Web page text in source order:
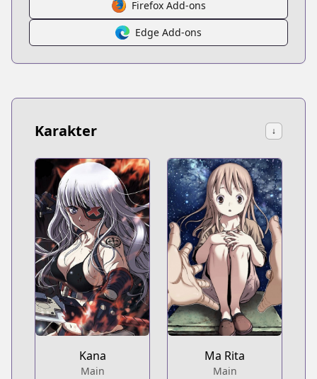
Firefox Add-ons
Edge Add-ons
Karakter ↓
Kana
Main
Ma Rita
Main